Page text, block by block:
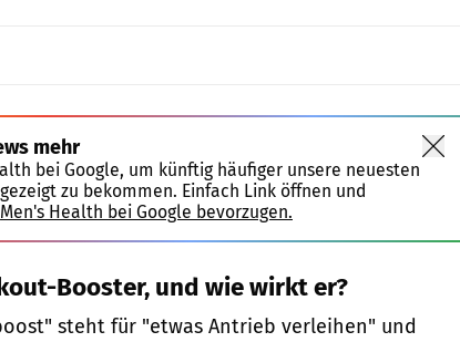
mehr
bei Google, um künftig häufiger unsere neuesten
zu bekommen. Einfach Link öffnen und
Men's Health bei Google bevorzugen.
Booster, und wie wirkt er?
steht für "etwas Antrieb verleihen" und